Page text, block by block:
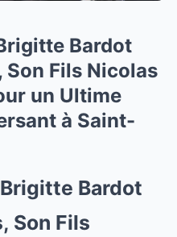
Bardot
Son Fils Nicolas
un Ultime
à Saint-
Brigitte Bardot
Son Fils